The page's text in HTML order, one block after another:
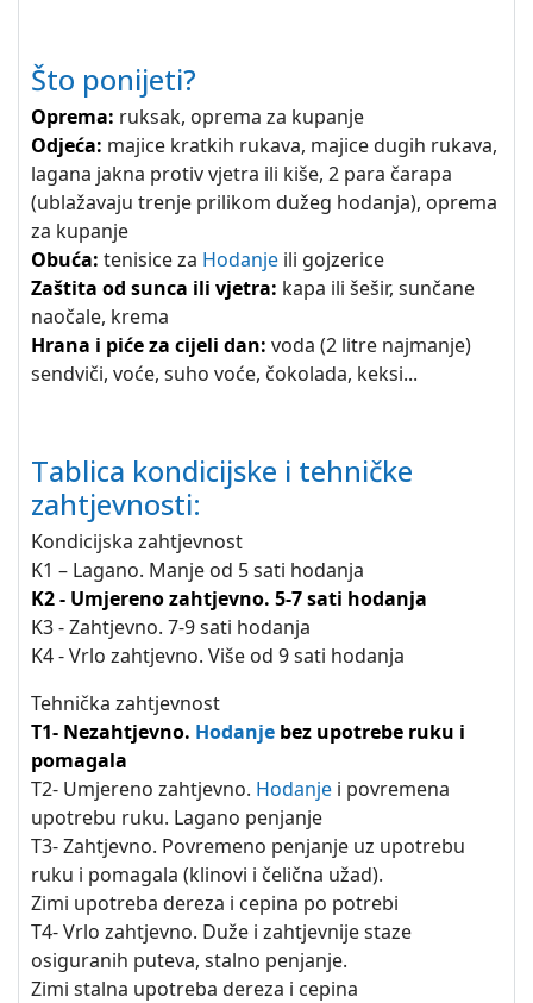
Što ponijeti?
Oprema: ruksak, oprema za kupanje
Odjeća: majice kratkih rukava, majice dugih rukava,
lagana jakna protiv vjetra ili kiše, 2 para čarapa
(ublažavaju trenje prilikom dužeg hodanja), oprema
za kupanje
Obuća: tenisice za Hodanje ili gojzerice
Zaštita od sunca ili vjetra: kapa ili šešir, sunčane
naočale, krema
Hrana i piće za cijeli dan: voda (2 litre najmanje)
sendviči, voće, suho voće, čokolada, keksi...
Tablica kondicijske i tehničke
zahtjevnosti:
Kondicijska zahtjevnost
K1 – Lagano. Manje od 5 sati hodanja
K2 - Umjereno zahtjevno. 5-7 sati hodanja
K3 - Zahtjevno. 7-9 sati hodanja
K4 - Vrlo zahtjevno. Više od 9 sati hodanja
Tehnička zahtjevnost
T1- Nezahtjevno. Hodanje bez upotrebe ruku i
pomagala
T2- Umjereno zahtjevno. Hodanje i povremena
upotrebu ruku. Lagano penjanje
T3- Zahtjevno. Povremeno penjanje uz upotrebu
ruku i pomagala (klinovi i čelična užad).
Zimi upotreba dereza i cepina po potrebi
T4- Vrlo zahtjevno. Duže i zahtjevnije staze
osiguranih puteva, stalno penjanje.
Zimi stalna upotreba dereza i cepina